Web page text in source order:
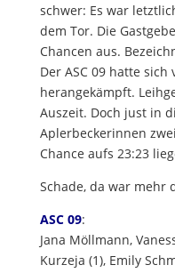
schwer: Es war
dem Tor. Die
Chancen aus.
Der ASC 09 hatte sich
herangekämpft.
Auszeit. Doch just in
Aplerbeckerinnen
Chance aufs 23:23
Schade, da war mehr
ASC 09:
Jana Möllmann,
Kurzeja (1), Emily